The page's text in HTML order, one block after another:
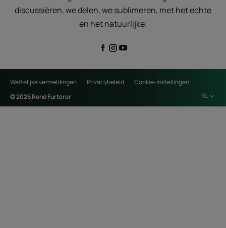
discussiëren, we delen, we sublimeren, met het echte
en het natuurlijke.
Wettelijke vermeldingen Privacybeleid
Cookie-instellingen
© 2026 René Furterer
NL